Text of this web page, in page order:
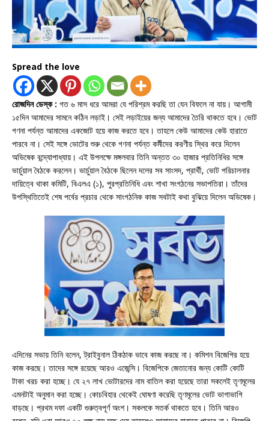
Spread the love
রোজদিন ডেস্ক : গত ৬ মাস ধরে আমরা যে পরিশ্রম করছি তা যেন বিফলে না যায়। আগামী
১৫দিন আমাদের সামনে কঠিন লড়াই। সেই লড়াইয়ের জন্য আমাদের তৈরি থাকতে হবে। ভোট
গণনা পর্যন্ত আমাদের একজোট হয়ে কাজ করতে হবে। তাহলে কেউ আমাদের কেউ হারাতে
পারবে না। সেই সঙ্গে ভোটের শুরু থেকে গণনা পর্যন্ত কর্মীদের করণীয় স্থির করে দিলেন
অভিষেক বন্দ্যোপাধ্যায়। এই উপলক্ষে মঙ্গলবার তিনি অন্তত ৩০ হাজার প্রতিনিধির সঙ্গে
ভার্চুয়াল বৈঠকে করলেন। ভার্চুয়াল বৈঠকে ছিলেন দলের সব সাংসদ, প্রার্থী, ভোট পরিচালনার
দায়িত্বে থাকা কমিটি, বিএলএ (১), পুরপ্রতিনিধি এবং শাখা সংগঠনের সভাপতিরা। তাঁদের
উপস্থিতিতেই শেষ পর্বের প্রচার থেকে সাংগঠনিক কাজ সবটাই কথা বুঝিয়ে দিলেন অভিষেক।
এদিনের সভায় তিনি বলেন, ট্রাইবুনাল ঠিকঠাক ভাবে কাজ করছে না। কমিশন বিজেপির হয়ে
কাজ করছে। তাদের সঙ্গে রয়েছে আরও এজেন্সি। বিজেপিকে জেতানোর জন্য কোটি কোটি
টাকা খরচ করা হচ্ছে। যে ২৭ লাখ ভোটারদের নাম বাতিল করা হয়েছে তারা সকলেই তৃণমূলের
এমনটাই অনুমান করা হচ্ছে। কোচবিহার থেকেই ঘোষণা করেছি তৃণমূলের ভোট ভাগাভাগি
বাড়ছে। প্রথম দফা একটি গুরুত্বপূর্ণ অংশ। সকলকে সতর্ক থাকতে হবে। তিনি আরও